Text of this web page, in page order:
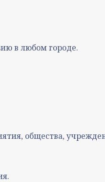
в любом городе.
общества,